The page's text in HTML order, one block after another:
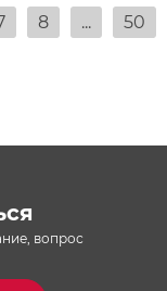
8 ... 50
вопрос